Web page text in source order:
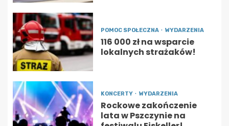
POMOC SPOŁECZNA WYDARZENIA
116 000 zł na wsparcie
lokalnych strażaków!
KONCERTY WYDARZENIA
Rockowe zakończenie
lata w Pszczynie na